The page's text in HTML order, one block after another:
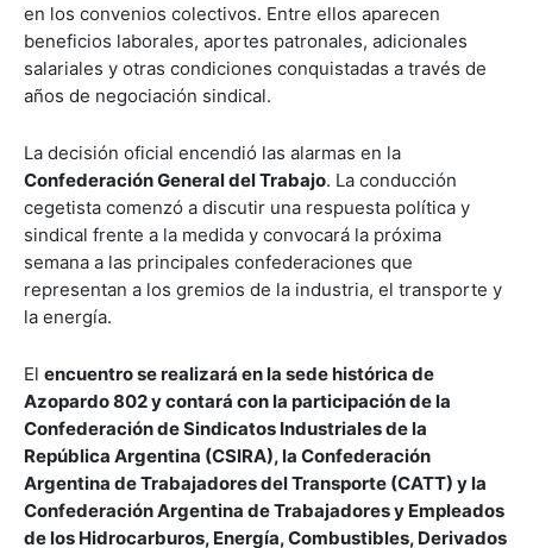
en los convenios colectivos. Entre ellos aparecen
beneficios laborales, aportes patronales, adicionales
salariales y otras condiciones conquistadas a través de
años de negociación sindical.
La decisión oficial encendió las alarmas en la
Confederación General del Trabajo. La conducción
cegetista comenzó a discutir una respuesta política y
sindical frente a la medida y convocará la próxima
semana a las principales confederaciones que
representan a los gremios de la industria, el transporte y
la energía.
El encuentro se realizará en la sede histórica de
Azopardo 802 y contará con la participación de la
Confederación de Sindicatos Industriales de la
República Argentina (CSIRA), la Confederación
Argentina de Trabajadores del Transporte (CATT) y la
Confederación Argentina de Trabajadores y Empleados
de los Hidrocarburos, Energía, Combustibles, Derivados